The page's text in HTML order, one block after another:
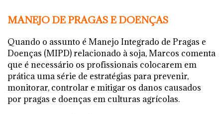
MANEJO DE PRAGAS E DOENÇAS
Quando o assunto é Manejo Integrado de Pragas e
Doenças (MIPD) relacionado à soja, Marcos comenta
que é necessário os profissionais colocarem em
prática uma série de estratégias para prevenir,
monitorar, controlar e mitigar os danos causados
por pragas e doenças em culturas agrícolas.